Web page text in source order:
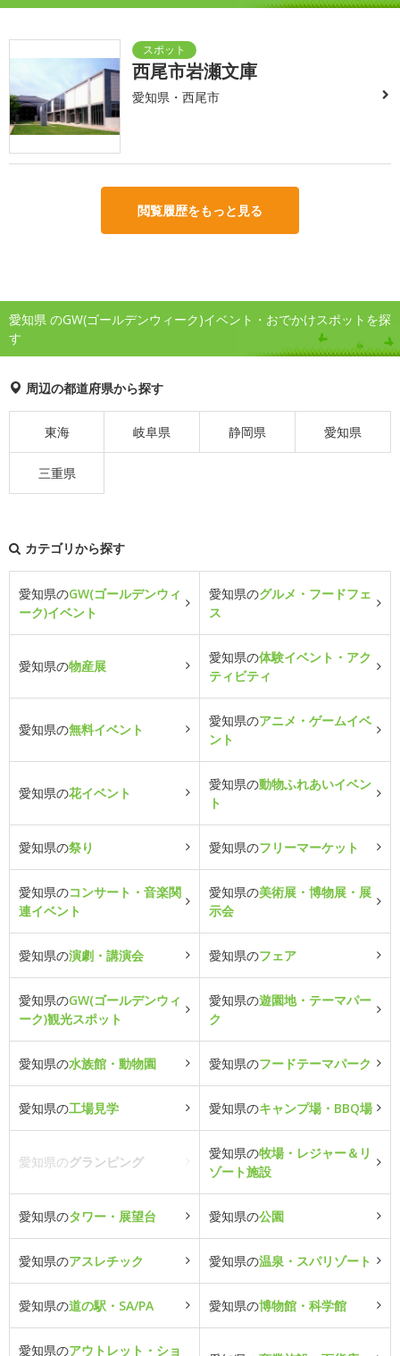
西尾市岩瀬文庫
愛知県・西尾市
閲覧履歴をもっと見る
愛知県 のGW(ゴールデンウィーク)イベント・おでかけスポットを探
す
周辺の都道府県から探す
東海 岐阜県 静岡県 愛知県
三重県
カテゴリから探す
愛知県のGW(ゴールデンウィ
ーク)イベント
愛知県のグルメ・フードフェ
ス
愛知県の物産展
愛知県の体験イベント・アク
ティビティ
愛知県の無料イベント
愛知県のアニメ・ゲームイベ
ント
愛知県の花イベント
愛知県の動物ふれあいイベン
ト
愛知県の祭り 愛知県のフリーマーケット
愛知県のコンサート・音楽関
連イベント
愛知県の美術展・博物展・展
示会
愛知県の演劇・講演会 愛知県のフェア
愛知県のGW(ゴールデンウィ
ーク)観光スポット
愛知県の遊園地・テーマパー
ク
愛知県の水族館・動物園 愛知県のフードテーマパーク
愛知県の工場見学 愛知県のキャンプ場・BBQ場
愛知県のグランピング
愛知県の牧場・レジャー＆リ
ゾート施設
愛知県のタワー・展望台 愛知県の公園
愛知県のアスレチック 愛知県の温泉・スパリゾート
愛知県の道の駅・SA/PA 愛知県の博物館・科学館
愛知県のアウトレット・ショ